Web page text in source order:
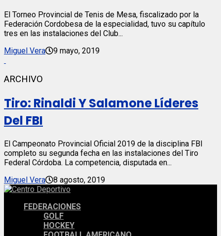
El Torneo Provincial de Tenis de Mesa, fiscalizado por la
Federación Cordobesa de la especialidad, tuvo su capítulo
tres en las instalaciones del Club...
Miguel Vera
9 mayo, 2019
ARCHIVO
Tiro: Rinaldi Y Salamone Líderes
Del FBI
El Campeonato Provincial Oficial 2019 de la disciplina FBI
completo su segunda fecha en las instalaciones del Tiro
Federal Córdoba. La competencia, disputada en...
Miguel Vera
8 agosto, 2019
FEDERACIONES
GOLF
HOCKEY